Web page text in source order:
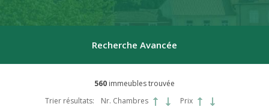
Recherche Avancée
560 immeubles trouvée
Trier résultats:
Nr. Chambres Prix